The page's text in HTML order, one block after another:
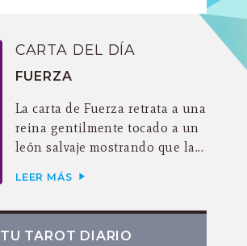
CARTA DEL DÍA
FUERZA
La carta de Fuerza retrata a una
reina gentilmente tocado a un
león salvaje mostrando que la...
LEER MÁS
TU TAROT DIARIO